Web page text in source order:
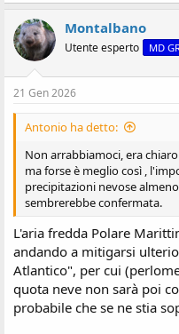
Montalbano
Utente esperto MD
21 Gen 2026
Antonio ha detto:
Non arrabbiamoci, era
ma forse è meglio così ,
precipitazioni nevose
sembrerebbe confermata.
L'aria fredda Polare
andando a mitigarsi
Atlantico", per cui
quota neve non sarà poi
probabile che se ne stia